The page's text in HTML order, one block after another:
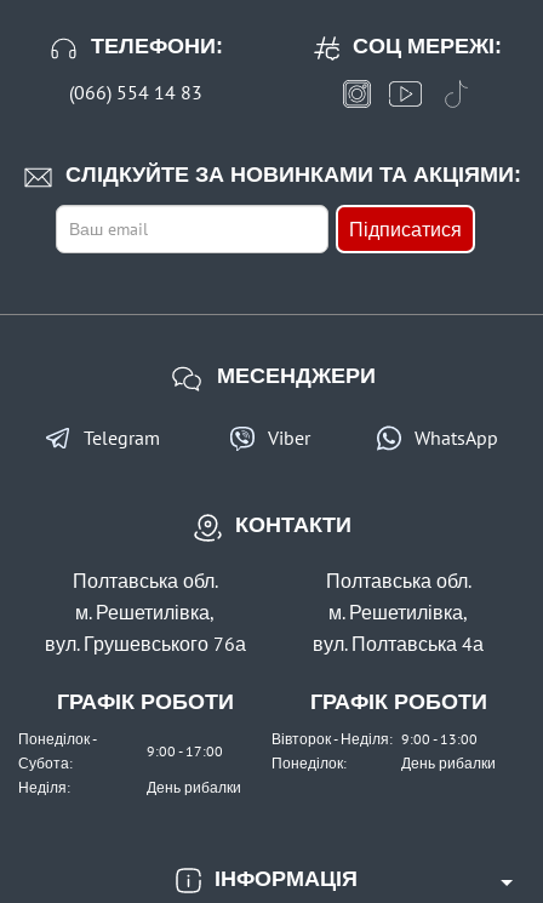
ТЕЛЕФОНИ:
(066) 554 14 83
СЛІДКУЙТЕ ЗА НОВИНКАМИ ТА АКЦІЯМИ:
Підписатися
СОЦ МЕРЕЖІ:
ІНФОРМАЦІЯ
КОНТАКТИ
Полтавська обл.
м. Решетилівка,
вул. Грушевського 76а
ГРАФІК РОБОТИ
Понеділок -
Субота:
9:00 - 17:00
Неділя:
День рибалки
Полтавська обл.
м. Решетилівка,
вул. Полтавська 4а
ГРАФІК РОБОТИ
Вівторок - Неділя: 9:00 - 13:00
Понеділок:
День рибалки
МЕСЕНДЖЕРИ
Telegram Viber WhatsApp